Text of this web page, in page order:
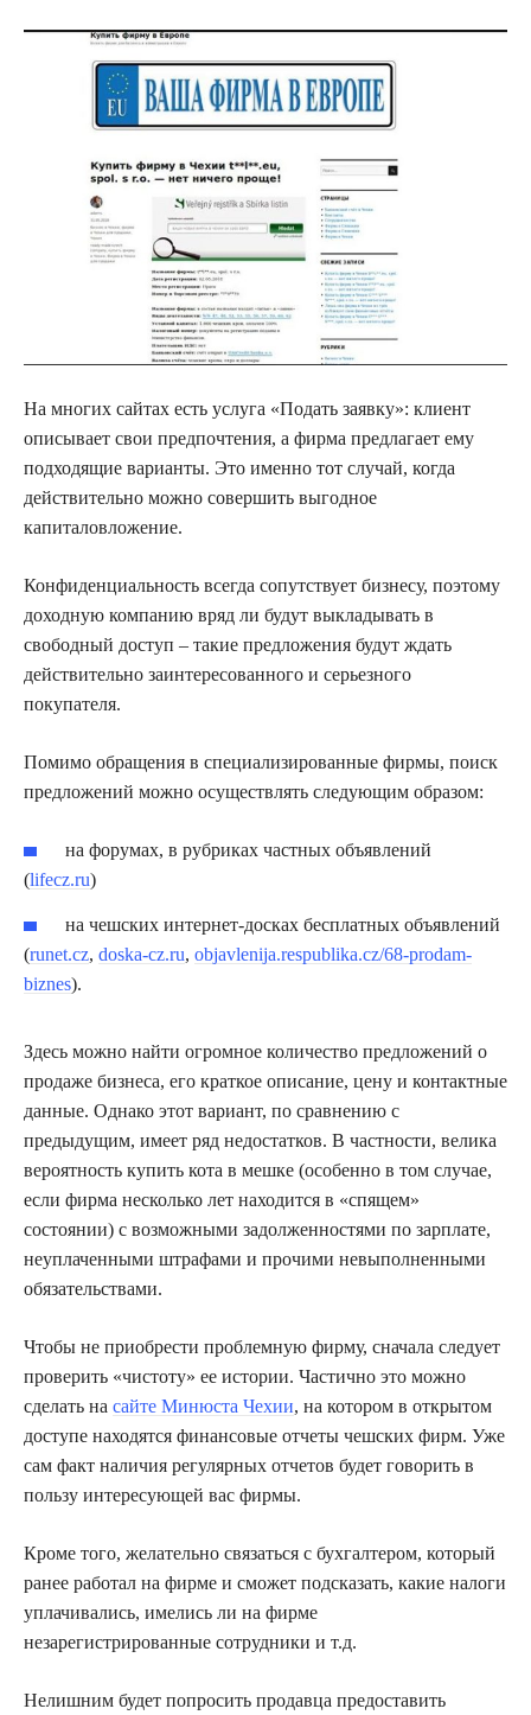
На многих сайтах есть услуга «Подать заявку»: клиент
описывает свои предпочтения, а фирма предлагает ему
подходящие варианты. Это именно тот случай, когда
действительно можно совершить выгодное
капиталовложение.
Конфиденциальность всегда сопутствует бизнесу, поэтому
доходную компанию вряд ли будут выкладывать в
свободный доступ – такие предложения будут ждать
действительно заинтересованного и серьезного
покупателя.
Помимо обращения в специализированные фирмы, поиск
предложений можно осуществлять следующим образом:
на форумах, в рубриках частных объявлений
(lifecz.ru)
на чешских интернет-досках бесплатных объявлений
(runet.cz, doska-cz.ru, objavlenija.respublika.cz/68-prodam-
biznes).
Здесь можно найти огромное количество предложений о
продаже бизнеса, его краткое описание, цену и контактные
данные. Однако этот вариант, по сравнению с
предыдущим, имеет ряд недостатков. В частности, велика
вероятность купить кота в мешке (особенно в том случае,
если фирма несколько лет находится в «спящем»
состоянии) с возможными задолженностями по зарплате,
неуплаченными штрафами и прочими невыполненными
обязательствами.
Чтобы не приобрести проблемную фирму, сначала следует
проверить «чистоту» ее истории. Частично это можно
сделать на сайте Минюста Чехии, на котором в открытом
доступе находятся финансовые отчеты чешских фирм. Уже
сам факт наличия регулярных отчетов будет говорить в
пользу интересующей вас фирмы.
Кроме того, желательно связаться с бухгалтером, который
ранее работал на фирме и сможет подсказать, какие налоги
уплачивались, имелись ли на фирме
незарегистрированные сотрудники и т.д.
Нелишним будет попросить продавца предоставить